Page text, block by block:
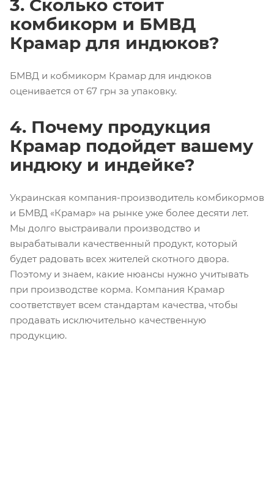
3. Сколько стоит
комбикорм и БМВД
Крамар для индюков?
БМВД и кобмикорм Крамар для индюков
оценивается от 67 грн за упаковку.
4. Почему продукция
Крамар подойдет вашему
индюку и индейке?
Украинская компания-производитель комбикормов
и БМВД «Крамар» на рынке уже более десяти лет.
Мы долго выстраивали производство и
вырабатывали качественный продукт, который
будет радовать всех жителей скотного двора.
Поэтому и знаем, какие нюансы нужно учитывать
при производстве корма. Компания Крамар
соответствует всем стандартам качества, чтобы
продавать исключительно качественную
продукцию.